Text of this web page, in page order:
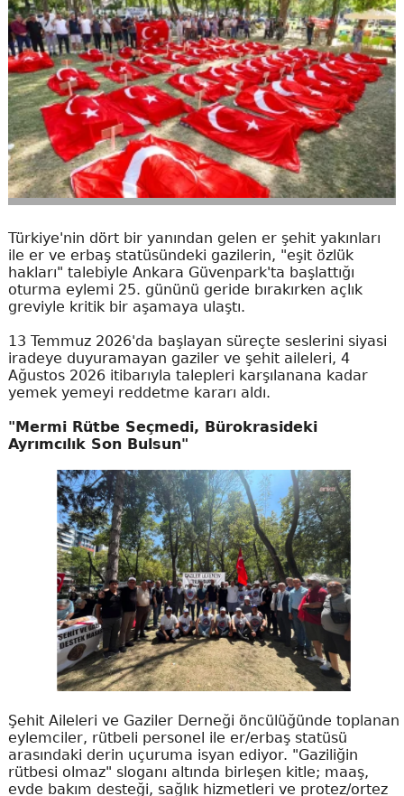
Türkiye'nin dört bir yanından gelen er şehit yakınları
ile er ve erbaş statüsündeki gazilerin, "eşit özlük
hakları" talebiyle Ankara Güvenpark'ta başlattığı
oturma eylemi 25. gününü geride bırakırken açlık
greviyle kritik bir aşamaya ulaştı.
13 Temmuz 2026'da başlayan süreçte seslerini siyasi
iradeye duyuramayan gaziler ve şehit aileleri, 4
Ağustos 2026 itibarıyla talepleri karşılanana kadar
yemek yemeyi reddetme kararı aldı.
"Mermi Rütbe Seçmedi, Bürokrasideki
Ayrımcılık Son Bulsun"
Şehit Aileleri ve Gaziler Derneği öncülüğünde toplanan
eylemciler, rütbeli personel ile er/erbaş statüsü
arasındaki derin uçuruma isyan ediyor. "Gaziliğin
rütbesi olmaz" sloganı altında birleşen kitle; maaş,
evde bakım desteği, sağlık hizmetleri ve protez/ortez